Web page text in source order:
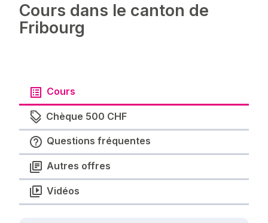
Cours dans le canton de
Fribourg
Cours
Chèque 500 CHF
Questions fréquentes
Autres offres
Vidéos